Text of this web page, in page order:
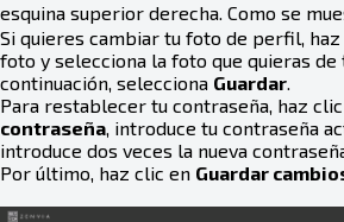
esquina superior derecha. Como se
Si quieres cambiar tu foto de perfil,
foto y selecciona la foto que quieras de
continuación, selecciona Guardar.
Para restablecer tu contraseña, haz
contraseña, introduce tu contraseña
introduce dos veces la nueva
Por último, haz clic en Guardar